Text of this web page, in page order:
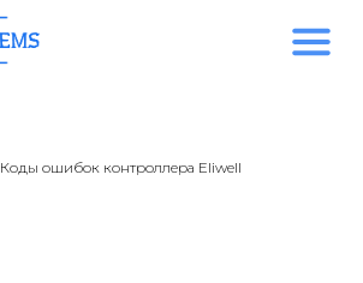
Коды ошибок контроллера Eliwell